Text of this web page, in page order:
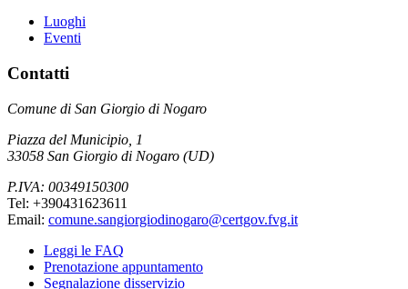
Luoghi
Eventi
Contatti
Comune di San Giorgio di Nogaro
Piazza del Municipio, 1
33058 San Giorgio di Nogaro (UD)
P.IVA: 00349150300
Tel: +390431623611
Email: comune.sangiorgiodinogaro@certgov.fvg.it
Leggi le FAQ
Prenotazione appuntamento
Segnalazione disservizio